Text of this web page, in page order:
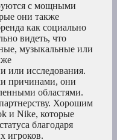
с мощными
они также
как социально
видеть, что
музыкальные или
или исследования.
причинами, они
областями.
Хорошим
и Nike, которые
благодаря
игроков.